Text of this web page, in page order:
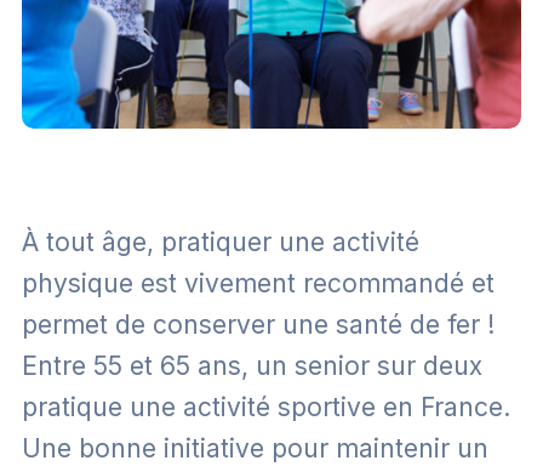
À tout âge, pratiquer une activité
physique est vivement recommandé et
permet de conserver une santé de fer !
Entre 55 et 65 ans, un senior sur deux
pratique une activité sportive en France.
Une bonne initiative pour maintenir un